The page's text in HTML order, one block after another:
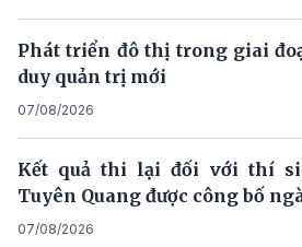
Phát triển đô thị trong giai
duy quản trị mới
07/08/2026
Kết quả thi lại đối với thí
Tuyên Quang được công bố
07/08/2026